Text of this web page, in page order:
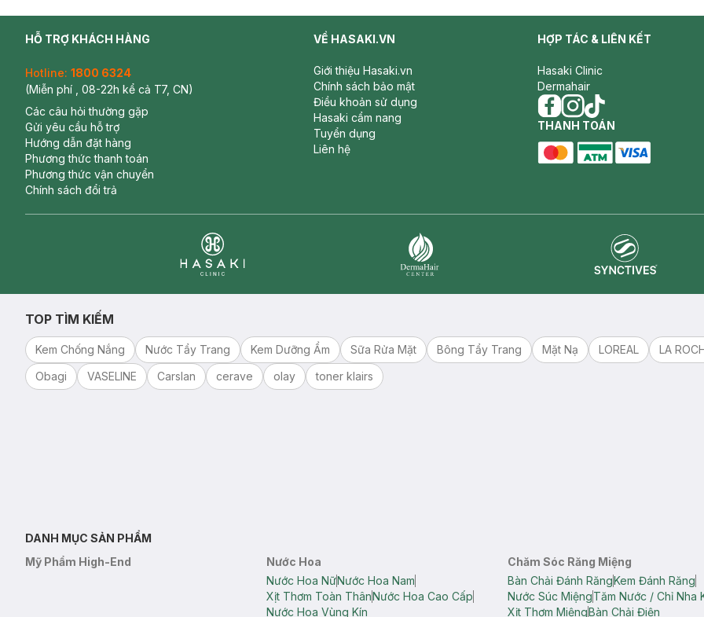
HỖ TRỢ KHÁCH HÀNG
Hotline: 1800 6324
(Miễn phí , 08-22h kể cả T7, CN)
Các câu hỏi thường gặp
Gửi yêu cầu hỗ trợ
Hướng dẫn đặt hàng
Phương thức thanh toán
Phương thức vận chuyển
Chính sách đổi trả
VỀ HASAKI.VN
Giới thiệu Hasaki.vn
Chính sách bảo mật
Điều khoản sử dụng
Hasaki cẩm nang
Tuyển dụng
Liên hệ
HỢP TÁC & LIÊN KẾT
Hasaki Clinic
Dermahair
facebook
instagram
tiktok
THANH TOÁN
TOP TÌM KIẾM
Kem Chống Nắng Nước Tẩy Trang Kem Dưỡng Ẩm Sữa Rửa Mặt Bông Tẩy Trang Mặt Nạ LOREAL LA
Obagi
VASELINE Carslan cerave olay toner klairs
DANH MỤC SẢN PHẨM
Mỹ Phẩm High-End
Nước Hoa
Nước Hoa NữNước Hoa Nam
Xịt Thơm Toàn ThânNước Hoa Cao Cấp
Nước Hoa Vùng Kín
Chăm Sóc Răng Miệng
Bàn Chải Đánh RăngKem Đánh Răng
Nước Súc MiệngTăm Nước / Chỉ Nha
Xịt Thơm MiệngBàn Chải Điện